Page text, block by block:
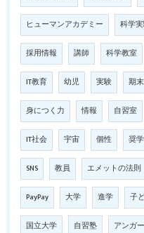
ヒューマンアカデミー 科学
採用情報 講師 科学教室
IT教育 幼児 実験 期
身につく力 情報 自習室
IT社会 宇宙 個性 奨
SNS 教員 エメットの法則
PayPay 大学 進学 子
国立大学 自習塾 アンガ